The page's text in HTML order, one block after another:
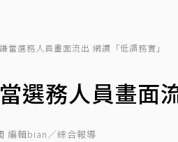
當選務人員畫面流出 網讚「低調務實」
選務人員畫面
編輯bian／綜合報導